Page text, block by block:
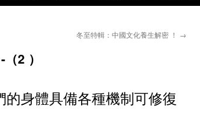
冬至特輯：中國文化養生解密 ！ →
2 ）
身體具備各種機制可修復